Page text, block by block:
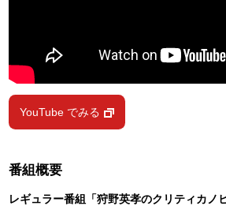
YouTube でみる
番組概要
レギュラー番組「狩野英孝のクリティカノ